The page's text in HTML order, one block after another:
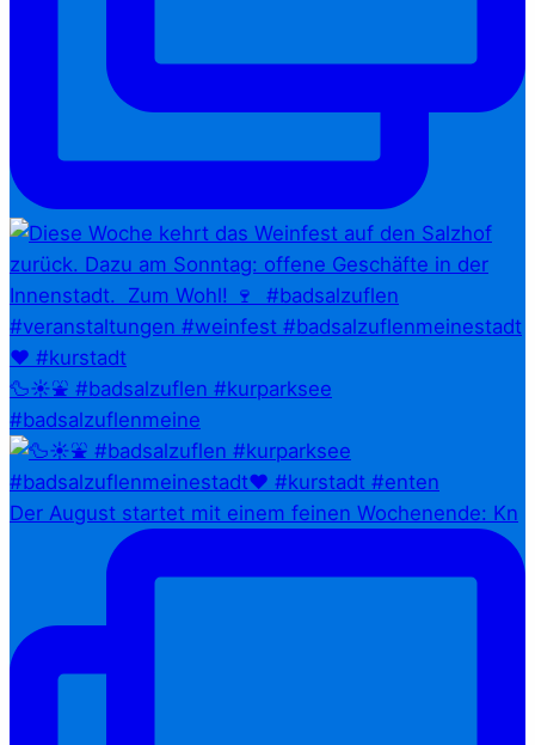
🦆☀️⛲ #badsalzuflen #kurparksee
#badsalzuflenmeine
Der August startet mit einem feinen Wochenende: Kn